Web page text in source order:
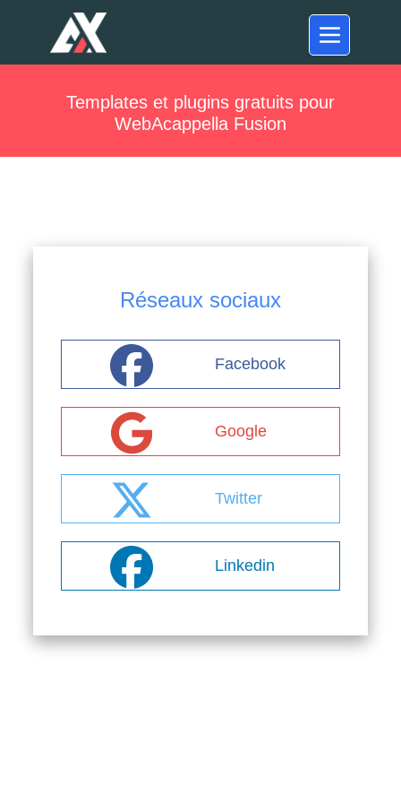
Templates et plugins gratuits pour
WebAcappella Fusion
Réseaux sociaux
Facebook
Google
Twitter
Linkedin